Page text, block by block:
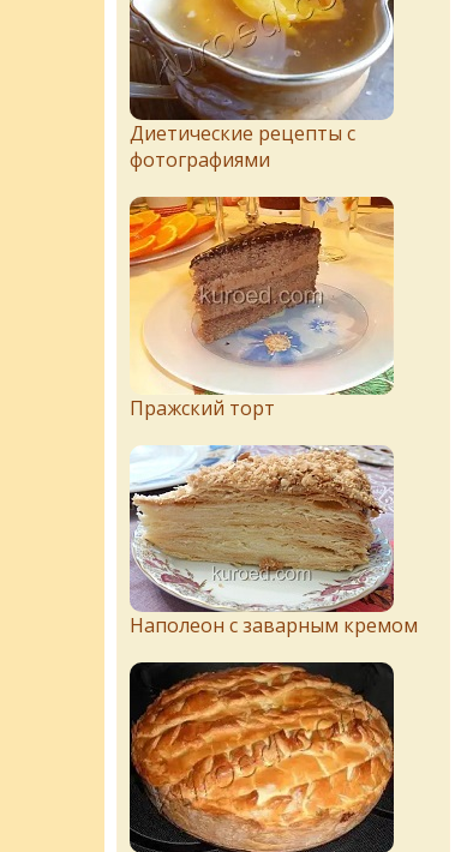
Диетические рецепты с
фотографиями
Пражский торт
Наполеон с заварным кремом